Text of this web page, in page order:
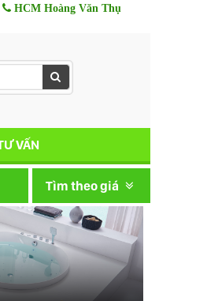
HCM Hoàng Văn Thụ
VẤN
Tìm theo giá